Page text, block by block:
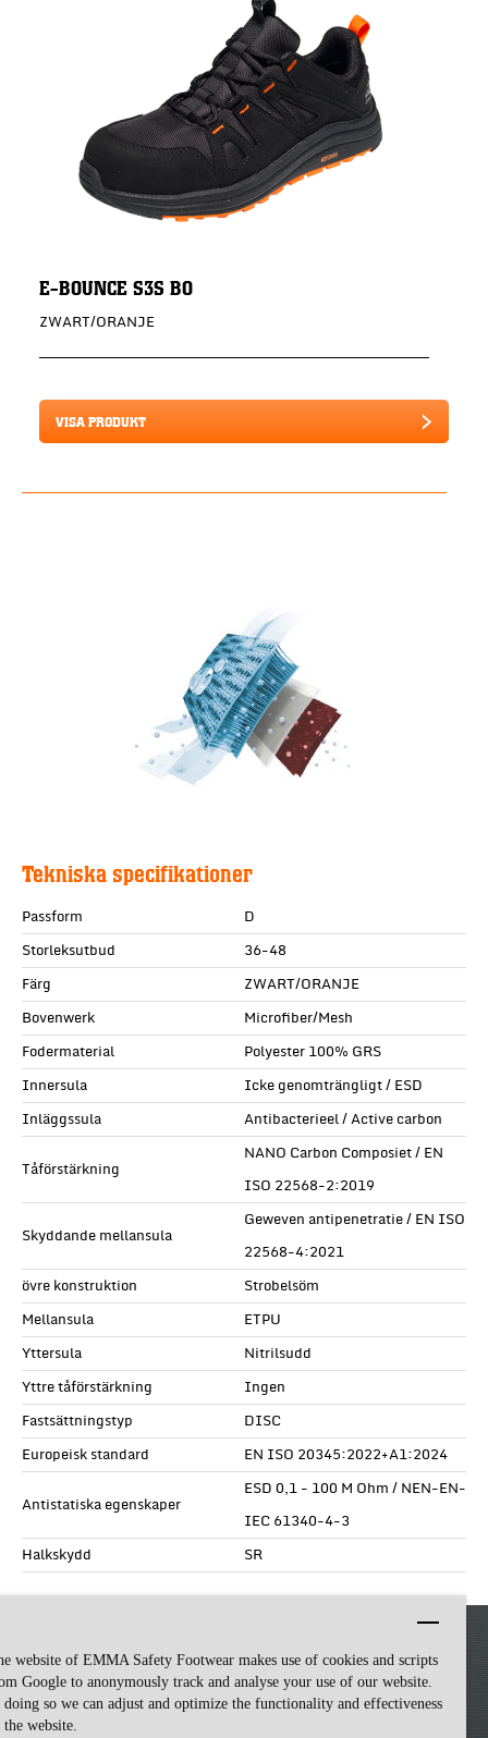
website of EMMA Safety Footwear makes use of cookies and scripts
Google to anonymously track and analyse your use of our website.
so we can adjust and optimize the functionality and effectiveness
website.
E-BOUNCE S3S BO
ZWART/ORANJE
VISA PRODUKT
Tekniska specifikationer
Passform
D
Storleksutbud
36-48
Färg
ZWART/ORANJE
Bovenwerk
Microfiber/Mesh
Fodermaterial
Polyester 100% GRS
Innersula
Icke genomträngligt / ESD
Inläggssula
Antibacterieel / Active carbon
Tåförstärkning
NANO Carbon Composiet / EN
ISO 22568-2:2019
Skyddande mellansula
Geweven antipenetratie / EN ISO
22568-4:2021
övre konstruktion
Strobelsöm
Mellansula
ETPU
Yttersula
Nitrilsudd
Yttre tåförstärkning
Ingen
Fastsättningstyp
DISC
Europeisk standard
EN ISO 20345:2022+A1:2024
Antistatiska egenskaper
ESD 0,1 - 100 M Ohm / NEN-EN-
IEC 61340-4-3
Halkskydd
SR